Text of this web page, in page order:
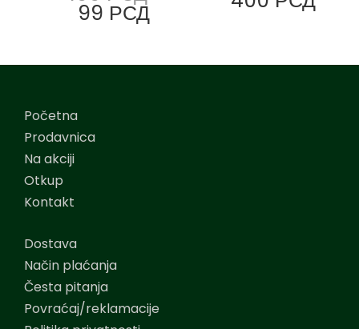
99 РСД
Početna
Prodavnica
Na akciji
Otkup
Kontakt
Dostava
Način plaćanja
Česta pitanja
Povraćaj/reklamacije